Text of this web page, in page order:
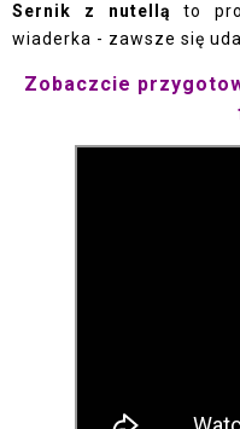
Sernik z nutellą
to
wiaderka - zawsze się
Zobaczcie